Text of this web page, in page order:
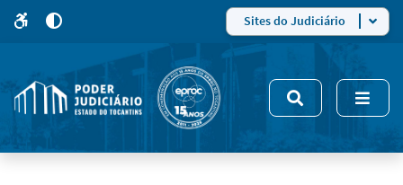
site
5
modo
de
alto
Sites do Judiciário